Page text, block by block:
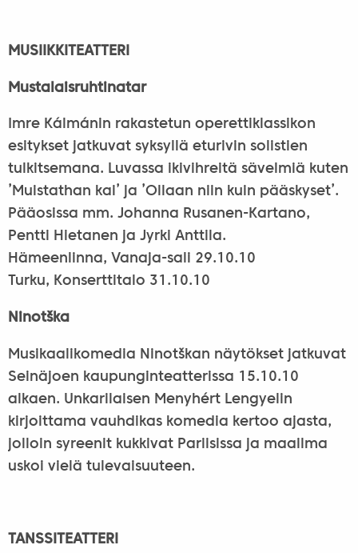
MUSIIKKITEATTERI
Mustalaisruhtinatar
Imre Kálmánin rakastetun operettiklassikon
esitykset jatkuvat syksyllä eturivin solistien
tulkitsemana. Luvassa ikivihreitä sävelmiä kuten
’Muistathan kai’ ja ’Ollaan niin kuin pääskyset’.
Pääosissa mm. Johanna Rusanen-Kartano,
Pentti Hietanen ja Jyrki Anttila.
Hämeenlinna, Vanaja-sali 29.10.10
Turku, Konserttitalo 31.10.10
Ninotška
Musikaalikomedia Ninotškan näytökset jatkuvat
Seinäjoen kaupunginteatterissa 15.10.10
alkaen. Unkarilaisen Menyhért Lengyelin
kirjoittama vauhdikas komedia kertoo ajasta,
jolloin syreenit kukkivat Pariisissa ja maailma
uskoi vielä tulevaisuuteen.
TANSSITEATTERI